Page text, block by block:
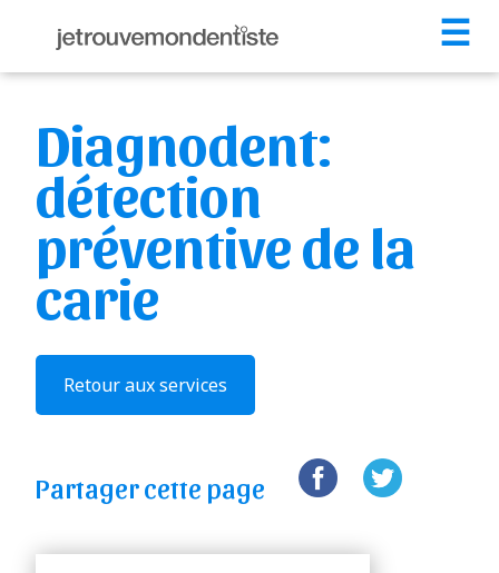
☰
Diagnodent:
détection
préventive de la
carie
Retour aux services
Partager cette page